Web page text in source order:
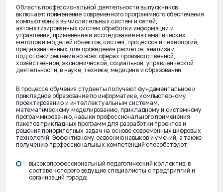
Область профессиональной деятельности выпускников
включает: применение современного программного обеспечения
компьютерных вычислительных систем и сетей,
автоматизированных систем обработки информации и
управления, применение и исследование математических
методов и моделей объектов, систем, процессов и технологий,
предназначенных для проведения расчетов, анализа и
подготовки решений во всех сферах производственной,
хозяйственной, экономической, социальной, управленческой
деятельности, в науке, технике, медицине и образовании.
В процессе обучения студенты получают фундаментальное и
прикладное образование по информатике, компьютерному
проектированию и интеллектуальным системам,
математическому моделированию, прикладному и системному
программированию, навыки профессионального применения
пакетов прикладных программ для разработки проектов и
решения приоритетных задач на основе современных цифровых
технологий. Эффективному освоению навыков и умений, а также
получению профессиональных компетенций способствуют:
высокопрофессиональный педагогический коллектив, в
составе которого ведущие специалисты с предприятий и
организаций города;